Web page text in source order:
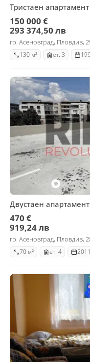
Тристаен апартамент
150 000 €
293 374,50 лв
гр. Асеновград, Пловдив,
130 м² ет. 3
Двустаен
470 €
919,24 лв
гр. Асеновград, Пловдив,
70 м² ет. 4 2011